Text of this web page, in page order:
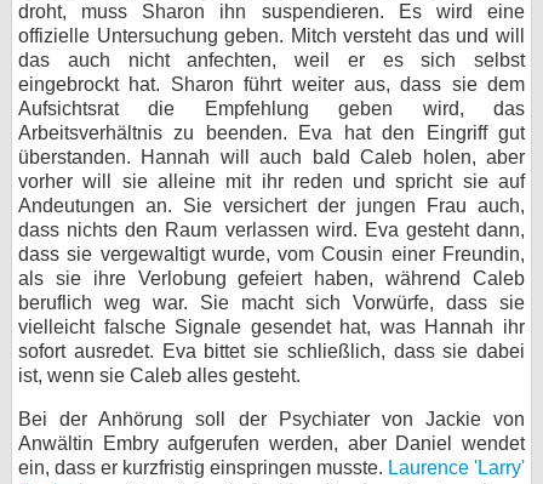
droht, muss Sharon ihn suspendieren. Es wird eine
offizielle Untersuchung geben. Mitch versteht das und will
das auch nicht anfechten, weil er es sich selbst
eingebrockt hat. Sharon führt weiter aus, dass sie dem
Aufsichtsrat die Empfehlung geben wird, das
Arbeitsverhältnis zu beenden. Eva hat den Eingriff gut
überstanden. Hannah will auch bald Caleb holen, aber
vorher will sie alleine mit ihr reden und spricht sie auf
Andeutungen an. Sie versichert der jungen Frau auch,
dass nichts den Raum verlassen wird. Eva gesteht dann,
dass sie vergewaltigt wurde, vom Cousin einer Freundin,
als sie ihre Verlobung gefeiert haben, während Caleb
beruflich weg war. Sie macht sich Vorwürfe, dass sie
vielleicht falsche Signale gesendet hat, was Hannah ihr
sofort ausredet. Eva bittet sie schließlich, dass sie dabei
ist, wenn sie Caleb alles gesteht.
Bei der Anhörung soll der Psychiater von Jackie von
Anwältin Embry aufgerufen werden, aber Daniel wendet
ein, dass er kurzfristig einspringen musste. Laurence 'Larry'